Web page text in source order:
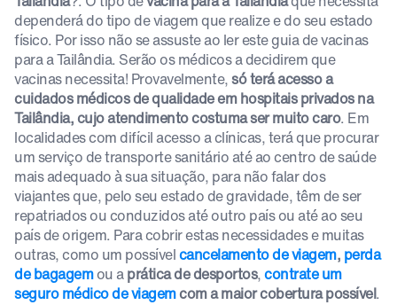
dependerá do tipo de viagem que realize e do seu estado
físico. Por isso não se assuste ao ler este guia de vacinas
para a Tailândia. Serão os médicos a decidirem que
vacinas necessita! Provavelmente,só terá acesso a
cuidados médicos de qualidade em hospitais privados na
Tailândia, cujo atendimento costuma ser muito caro. Em
localidades com difícil acesso a clínicas, terá que procurar
um serviço de transporte sanitário até ao centro de saúde
mais adequado à sua situação, para não falar dos
viajantes que, pelo seu estado de gravidade, têm de ser
repatriados ou conduzidos até outro país ou até ao seu
país de origem. Para cobrir estas necessidades e muitas
outras, como um possívelcancelamento de viagem, perda
de bagagemou aprática de desportos,contrate um
seguro médico de viagemcom a maior cobertura possível.